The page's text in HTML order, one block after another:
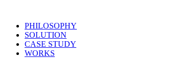
PHILOSOPHY
SOLUTION
CASE STUDY
WORKS